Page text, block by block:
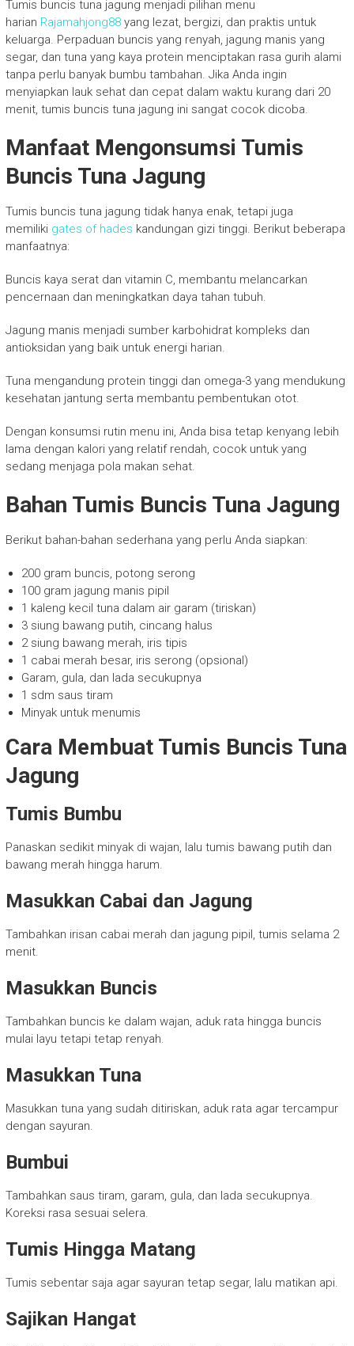
Tumis buncis tuna jagung menjadi pilihan menu
harian Rajamahjong88yang lezat, bergizi, dan praktis untuk
keluarga. Perpaduan buncis yang renyah, jagung manis yang
segar, dan tuna yang kaya protein menciptakan rasa gurih alami
tanpa perlu banyak bumbu tambahan. Jika Anda ingin
menyiapkan lauk sehat dan cepat dalam waktu kurang dari 20
menit, tumis buncis tuna jagung ini sangat cocok dicoba.
Manfaat Mengonsumsi Tumis
Buncis Tuna Jagung
Tumis buncis tuna jagung tidak hanya enak, tetapi juga
memiliki gates of hades kandungan gizi tinggi. Berikut beberapa
manfaatnya:
Buncis kaya serat dan vitamin C, membantu melancarkan
pencernaan dan meningkatkan daya tahan tubuh.
Jagung manis menjadi sumber karbohidrat kompleks dan
antioksidan yang baik untuk energi harian.
Tuna mengandung protein tinggi dan omega-3 yang mendukung
kesehatan jantung serta membantu pembentukan otot.
Dengan konsumsi rutin menu ini, Anda bisa tetap kenyang lebih
lama dengan kalori yang relatif rendah, cocok untuk yang
sedang menjaga pola makan sehat.
Bahan Tumis Buncis Tuna Jagung
Berikut bahan-bahan sederhana yang perlu Anda siapkan:
200 gram buncis, potong serong
100 gram jagung manis pipil
1 kaleng kecil tuna dalam air garam (tiriskan)
3 siung bawang putih, cincang halus
2 siung bawang merah, iris tipis
1 cabai merah besar, iris serong (opsional)
Garam, gula, dan lada secukupnya
1 sdm saus tiram
Minyak untuk menumis
Cara Membuat Tumis Buncis Tuna
Jagung
Tumis Bumbu
Panaskan sedikit minyak di wajan, lalu tumis bawang putih dan
bawang merah hingga harum.
Masukkan Cabai dan Jagung
Tambahkan irisan cabai merah dan jagung pipil, tumis selama 2
menit.
Masukkan Buncis
Tambahkan buncis ke dalam wajan, aduk rata hingga buncis
mulai layu tetapi tetap renyah.
Masukkan Tuna
Masukkan tuna yang sudah ditiriskan, aduk rata agar tercampur
dengan sayuran.
Bumbui
Tambahkan saus tiram, garam, gula, dan lada secukupnya.
Koreksi rasa sesuai selera.
Tumis Hingga Matang
Tumis sebentar saja agar sayuran tetap segar, lalu matikan api.
Sajikan Hangat